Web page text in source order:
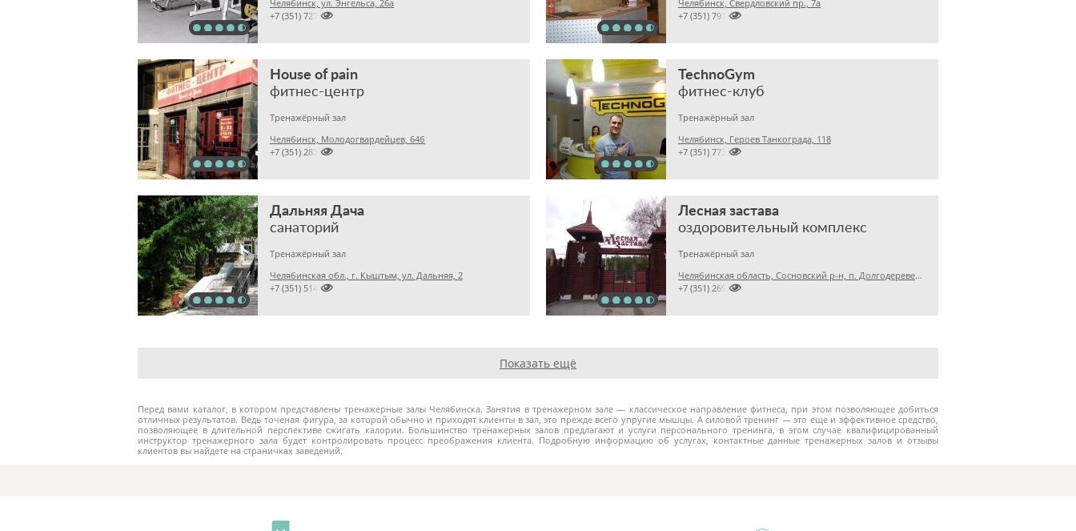
Перед вами каталог, в котором представлены тренажерные залы Челябинска. Занятия в тренажерном зале — классическое направление фитнеса, при этом позволяющее добиться
отличных результатов. Ведь точеная фигура, за которой обычно и приходят клиенты в зал, это прежде всего упругие мышцы. А силовой тренинг — это еще и эффективное средство,
позволяющее в длительной перспективе сжигать калории. Большинство тренажерных залов предлагают и услуги персонального тренинга, в этом случае квалифицированный
инструктор тренажерного зала будет контролировать процесс преображения клиента. Подробную информацию об услугах, контактные данные тренажерных залов и отзывы
клиентов вы найдете на страничках заведений.
Челябинск, ул. Энгельса, 26а

+7 (351) 7277760
Челябинск, Свердловский пр., 7а

+7 (351) 7919911
House of pain
фитнес-центр
Тренажёрный зал
Челябинск, Молодогвардейцев, 64б

+7 (351) 2832576
TechnoGym
фитнес-клуб
Тренажёрный зал
Челябинск, Героев Танкограда, 118

+7 (351) 7732420
Дальняя Дача
санаторий
Тренажёрный зал
Челябинская обл., г. Кыштым, ул. Дальняя, 2

+7 (351) 5149451
Лесная застава
оздоровительный комплекс
Тренажёрный зал
Челябинская область, Сосновский р-н, п. Долгодеревенское, д. Ключевка ОК «Лесная застава»

+7 (351) 2694916
Показать ещё